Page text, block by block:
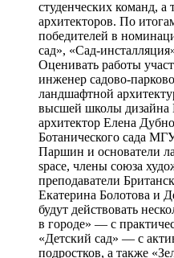
студенческих команд,
архитекторов. По
победителей в
сад», «Сад-
Оценивать работы
инженер садово-
ландшафтной
высшей школы
архитектор Елена
Ботанического сада
Паршин и основатели
space, члены союза
преподаватели
Екатерина Болотова и
будут действовать
в городе» — с
«Детский сад» — с
подростков, а также